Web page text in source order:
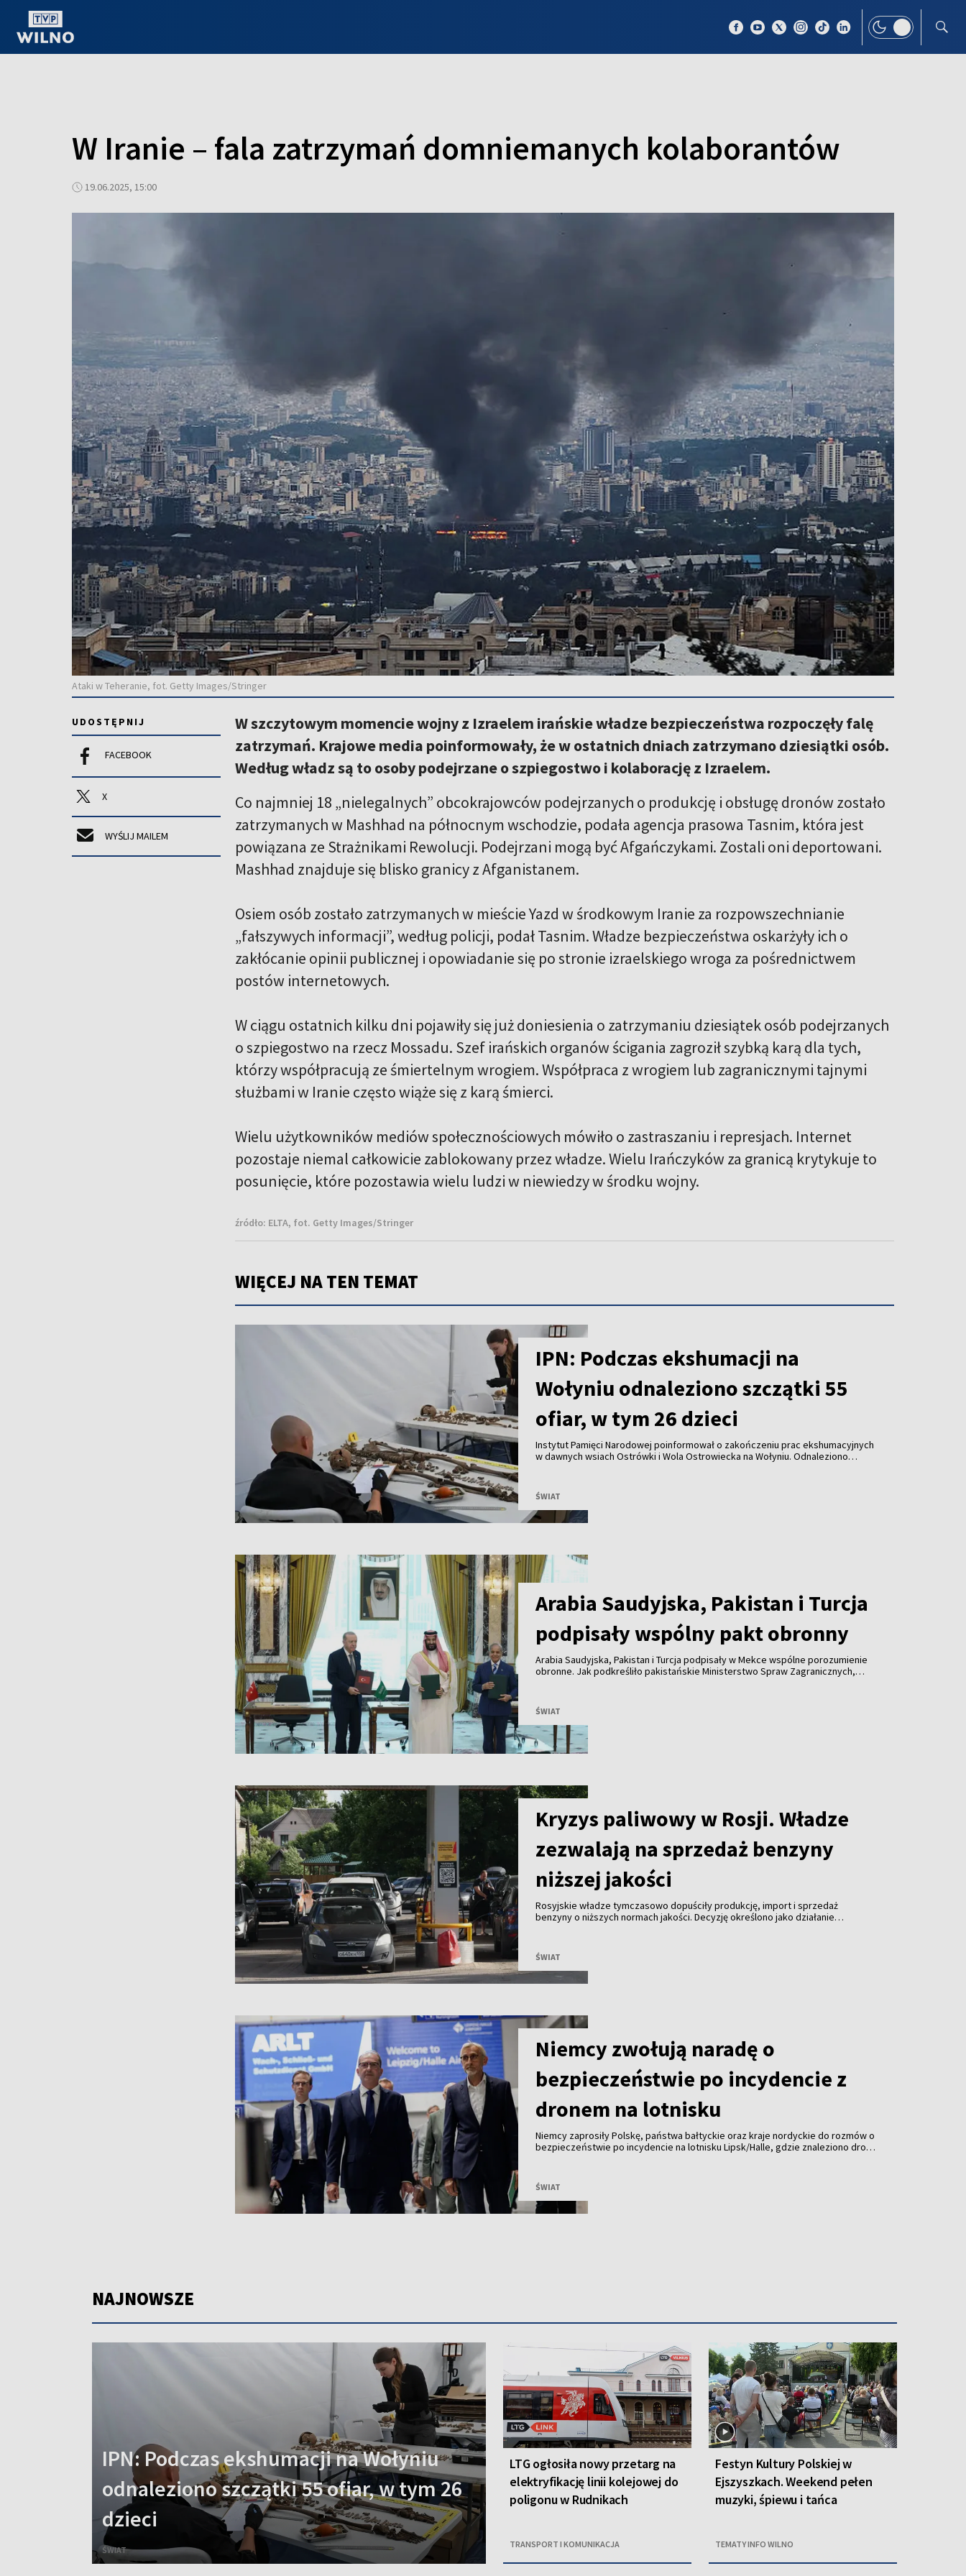
W Iranie – fala zatrzymań domniemanych kolaborantów
19.06.2025, 15:00
Ataki w Teheranie, fot. Getty Images/Stringer
UDOSTĘPNIJ
FACEBOOK
X
WYŚLIJ MAILEM
W szczytowym momencie wojny z Izraelem irańskie władze bezpieczeństwa rozpoczęły falę
zatrzymań. Krajowe media poinformowały, że w ostatnich dniach zatrzymano dziesiątki osób.
Według władz są to osoby podejrzane o szpiegostwo i kolaborację z Izraelem.
Co najmniej 18 „nielegalnych” obcokrajowców podejrzanych o produkcję i obsługę dronów zostało
zatrzymanych w Mashhad na północnym wschodzie, podała agencja prasowa Tasnim, która jest
powiązana ze Strażnikami Rewolucji. Podejrzani mogą być Afgańczykami. Zostali oni deportowani.
Mashhad znajduje się blisko granicy z Afganistanem.
Osiem osób zostało zatrzymanych w mieście Yazd w środkowym Iranie za rozpowszechnianie
„fałszywych informacji”, według policji, podał Tasnim. Władze bezpieczeństwa oskarżyły ich o
zakłócanie opinii publicznej i opowiadanie się po stronie izraelskiego wroga za pośrednictwem
postów internetowych.
W ciągu ostatnich kilku dni pojawiły się już doniesienia o zatrzymaniu dziesiątek osób podejrzanych
o szpiegostwo na rzecz Mossadu. Szef irańskich organów ścigania zagroził szybką karą dla tych,
którzy współpracują ze śmiertelnym wrogiem. Współpraca z wrogiem lub zagranicznymi tajnymi
służbami w Iranie często wiąże się z karą śmierci.
Wielu użytkowników mediów społecznościowych mówiło o zastraszaniu i represjach. Internet
pozostaje niemal całkowicie zablokowany przez władze. Wielu Irańczyków za granicą krytykuje to
posunięcie, które pozostawia wielu ludzi w niewiedzy w środku wojny.
źródło: ELTA, fot. Getty Images/Stringer
WIĘCEJ NA TEN TEMAT
IPN: Podczas ekshumacji na
Wołyniu odnaleziono szczątki 55
ofiar, w tym 26 dzieci
Instytut Pamięci Narodowej poinformował o zakończeniu prac ekshumacyjnych
w dawnych wsiach Ostrówki i Wola Ostrowiecka na Wołyniu. Odnaleziono
ŚWIAT
Arabia Saudyjska, Pakistan i Turcja
podpisały wspólny pakt obronny
Arabia Saudyjska, Pakistan i Turcja podpisały w Mekce wspólne porozumienie
obronne. Jak podkreśliło pakistańskie Ministerstwo Spraw Zagranicznych,
ŚWIAT
Kryzys paliwowy w Rosji. Władze
zezwalają na sprzedaż benzyny
niższej jakości
Rosyjskie władze tymczasowo dopuściły produkcję, import i sprzedaż
benzyny o niższych normach jakości. Decyzję określono jako działanie
ŚWIAT
Niemcy zwołują naradę o
bezpieczeństwie po incydencie z
dronem na lotnisku
Niemcy zaprosiły Polskę, państwa bałtyckie oraz kraje nordyckie do rozmów o
bezpieczeństwie po incydencie na lotnisku Lipsk/Halle, gdzie znaleziono drona
ŚWIAT
NAJNOWSZE
IPN: Podczas ekshumacji na Wołyniu
odnaleziono szczątki 55 ofiar, w tym 26
dzieci
ŚWIAT
LTG ogłosiła nowy przetarg na
elektryfikację linii kolejowej do
poligonu w Rudnikach
TRANSPORT I KOMUNIKACJA
Festyn Kultury Polskiej w
Ejszyszkach. Weekend pełen
muzyki, śpiewu i tańca
TEMATY INFO WILNO